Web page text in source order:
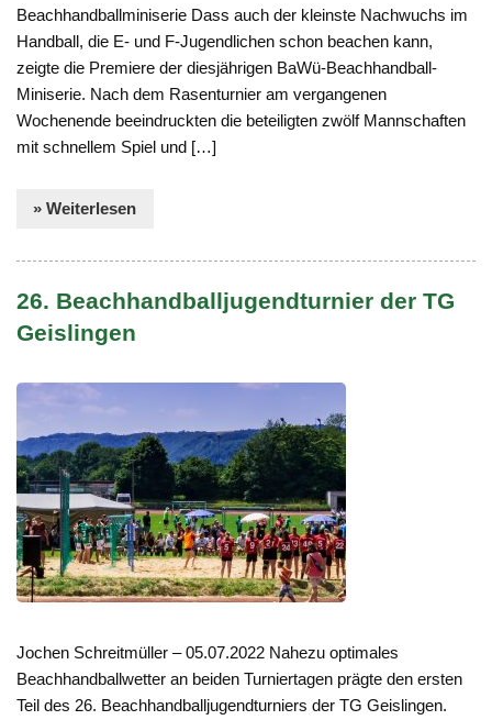
Beachhandballminiserie Dass auch der kleinste Nachwuchs im
Handball, die E- und F-Jugendlichen schon beachen kann,
zeigte die Premiere der diesjährigen BaWü-Beachhandball-
Miniserie. Nach dem Rasenturnier am vergangenen
Wochenende beeindruckten die beteiligten zwölf Mannschaften
mit schnellem Spiel und […]
» Weiterlesen
26. Beachhandballjugendturnier der TG
Geislingen
Jochen Schreitmüller – 05.07.2022 Nahezu optimales
Beachhandballwetter an beiden Turniertagen prägte den ersten
Teil des 26. Beachhandballjugendturniers der TG Geislingen.